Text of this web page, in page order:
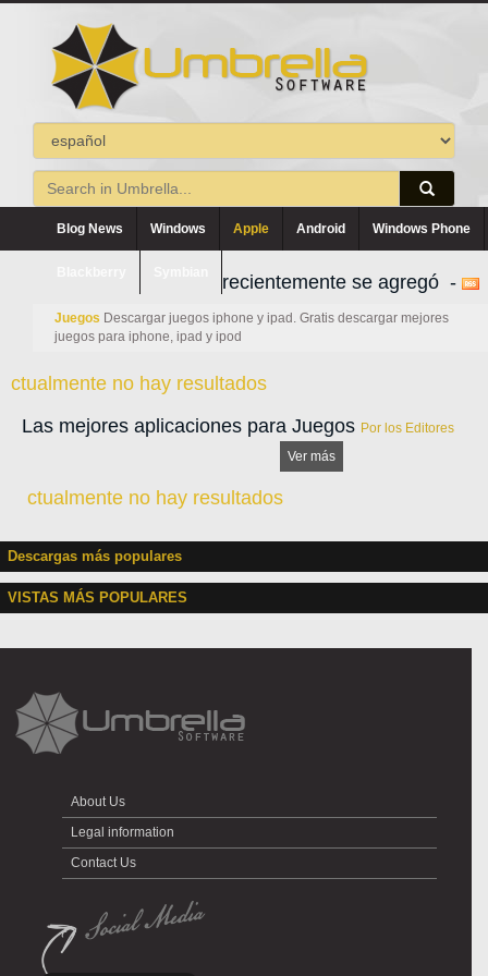
Blog News Windows Apple Android Windows Phone
recientemente se agregó -
Juegos Descargar juegos iphone y ipad. Gratis descargar mejores
juegos para iphone, ipad y ipod
ctualmente no hay resultados
Las mejores aplicaciones para Juegos Por los Editores
Ver más
ctualmente no hay resultados
Descargas más populares
VISTAS MÁS POPULARES
About Us
Legal information
Contact Us